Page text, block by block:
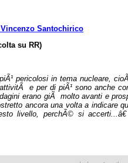
Santochirico
su RR)
pericolosi in tema nucleare,
e per di piÃ¹ sono anche
erano giÃ molto avanti e
ancora una volta a indicare
livello, perchÃ© si